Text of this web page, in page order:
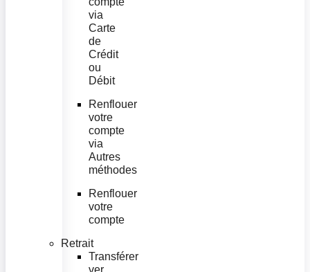
via
Carte
de
Crédit
ou
Débit
Renflouer
votre
compte
via
Autres
méthodes
Renflouer
votre
compte
Retrait
Transférer
ver